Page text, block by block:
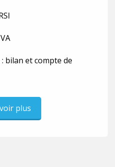
bilan et compte de
plus